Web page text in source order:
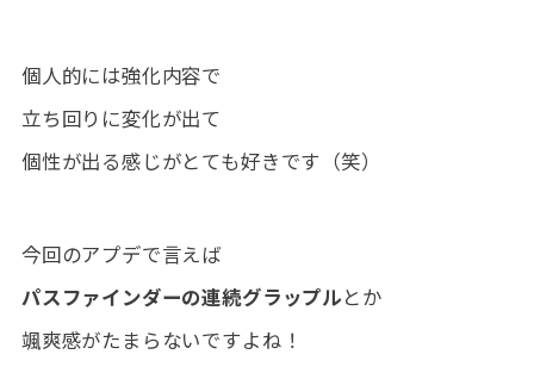
個人的には強化内容で
立ち回りに変化が出て
個性が出る感じがとても好きです（笑）
今回のアプデで言えば
パスファインダーの連続グラップルとか
颯爽感がたまらないですよね！